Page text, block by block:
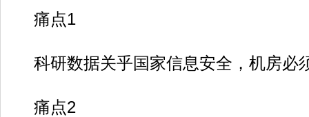
痛点1
科研数据关乎国家信息安全，机房必
痛点2